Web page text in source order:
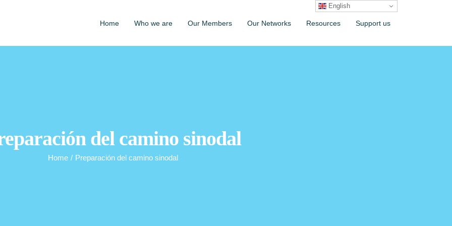
Home Who we are Our Members Our Networks Resources Support us
del camino sinodal
Home / Preparación del camino sinodal
English